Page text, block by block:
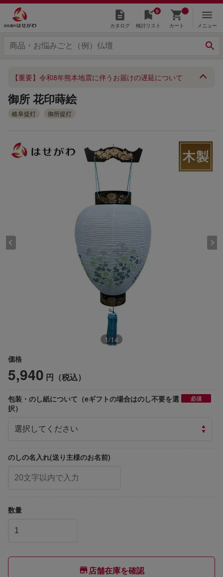
カタログ
0
検討リスト カート メニュー
【重要】令和8年熊本地震に伴うお届けの遅延について
御所 花印蒔絵
岐阜提灯 御所提灯
1/14
価格
5,940 円（税込）
包装・のし紙について（eギフトの場合はのし不要を選
択）
必須
のしの名入れ(送り主様のお名前)
数量
店舗在庫を確認